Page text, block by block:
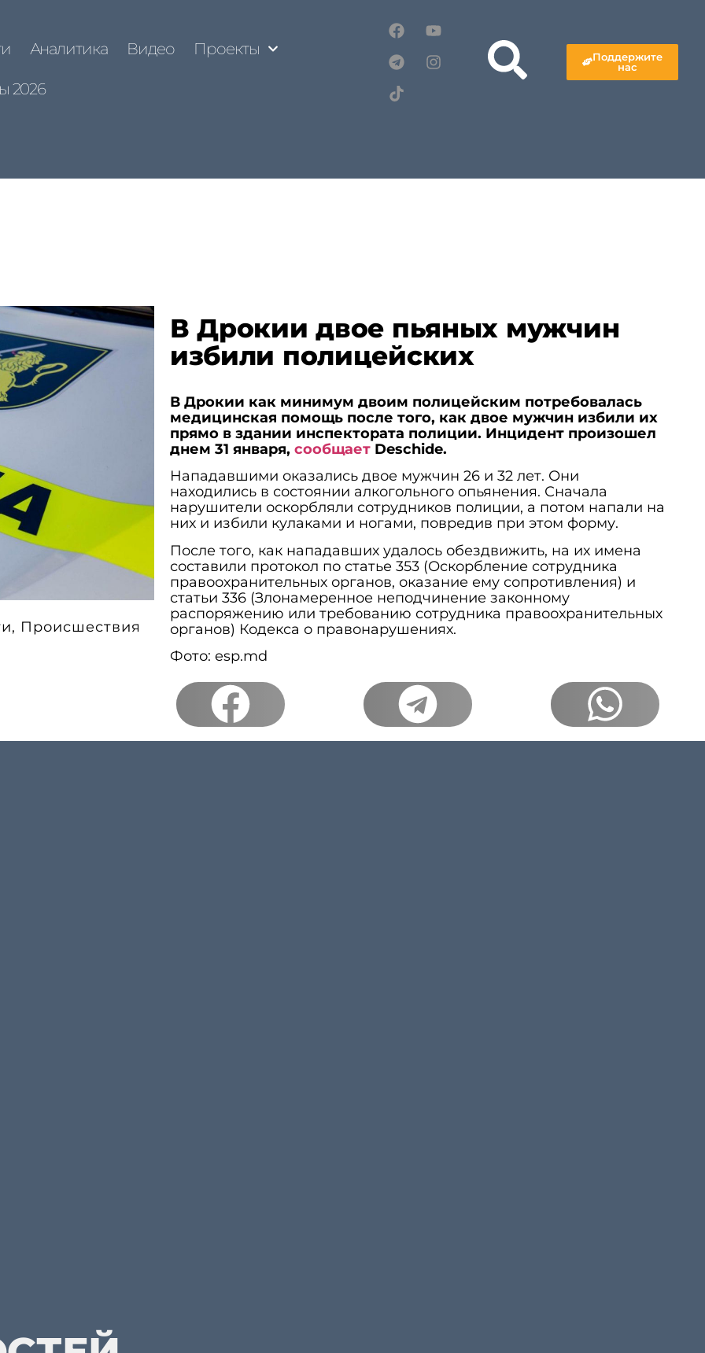
Аналитика Видео Проекты
2026
Поддержите
нас
, Происшествия
В Дрокии двое пьяных мужчин
избили полицейских
В Дрокии как минимум двоим полицейским потребовалась
медицинская помощь после того, как двое мужчин избили их
прямо в здании инспектората полиции. Инцидент произошел
днем 31 января, сообщаетDeschide.
Нападавшими оказались двое мужчин 26 и 32 лет. Они
находились в состоянии алкогольного опьянения. Сначала
нарушители оскорбляли сотрудников полиции, а потом напали на
них и избили кулаками и ногами, повредив при этом форму.
После того, как нападавших удалось обездвижить, на их имена
составили протокол по статье 353 (Оскорбление сотрудника
правоохранительных органов, оказание ему сопротивления) и
статьи 336 (Злонамеренное неподчинение законному
распоряжению или требованию сотрудника правоохранительных
органов) Кодекса о правонарушениях.
Фото: esp.md